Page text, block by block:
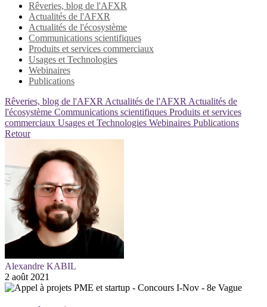
Rêveries, blog de l'AFXR
Actualités de l'AFXR
Actualités de l'écosystème
Communications scientifiques
Produits et services commerciaux
Usages et Technologies
Webinaires
Publications
Rêveries, blog de l'AFXR Actualités de l'AFXR Actualités de
l'écosystème Communications scientifiques Produits et services
commerciaux Usages et Technologies Webinaires Publications
Retour
Alexandre KABIL
2 août 2021